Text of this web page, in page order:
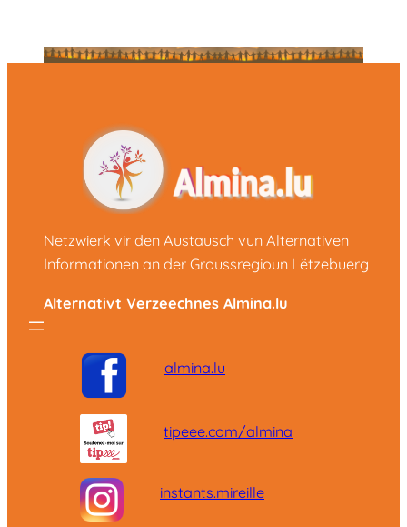
Netzwierk vir den Austausch vun Alternativen
Informationen an der Groussregioun Lëtzebuerg
Alternativt Verzeechnes Almina.lu
almina.lu
tipeee.com/almina
instants.mireille